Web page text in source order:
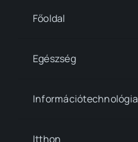
Főoldal
Egészség
Információtechnológia
Itthon